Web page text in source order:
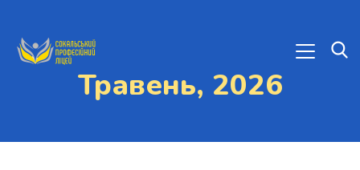
Травень, 2026